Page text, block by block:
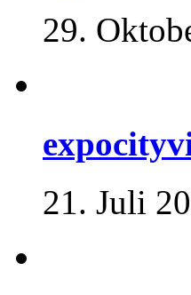
29.
21. Juli